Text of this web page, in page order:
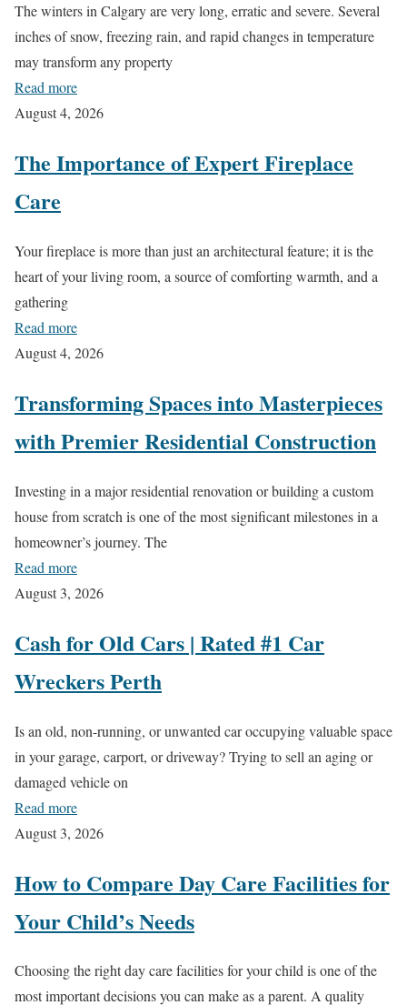
The winters in Calgary are very long, erratic and severe. Several
inches of snow, freezing rain, and rapid changes in temperature
may transform any property
Read more
August 4, 2026
The Importance of Expert Fireplace
Care
Your fireplace is more than just an architectural feature; it is the
heart of your living room, a source of comforting warmth, and a
gathering
Read more
August 4, 2026
Transforming Spaces into Masterpieces
with Premier Residential Construction
Investing in a major residential renovation or building a custom
house from scratch is one of the most significant milestones in a
homeowner’s journey. The
Read more
August 3, 2026
Cash for Old Cars | Rated #1 Car
Wreckers Perth
Is an old, non-running, or unwanted car occupying valuable space
in your garage, carport, or driveway? Trying to sell an aging or
damaged vehicle on
Read more
August 3, 2026
How to Compare Day Care Facilities for
Your Child’s Needs
Choosing the right day care facilities for your child is one of the
most important decisions you can make as a parent. A quality